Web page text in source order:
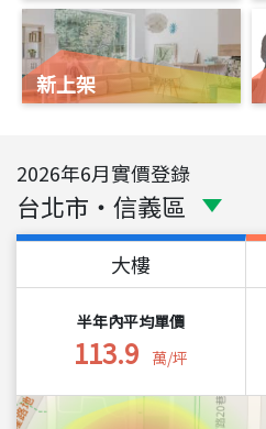
新上架
2026年6月實價登錄
台北市 ・ 信義區
大樓
半年內平均單價
113.9 萬/坪